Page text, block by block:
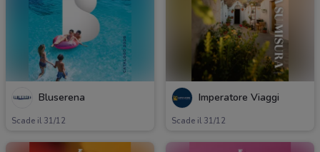
Bluserena
Scade il 31/12
Imperatore Viaggi
Scade il 31/12